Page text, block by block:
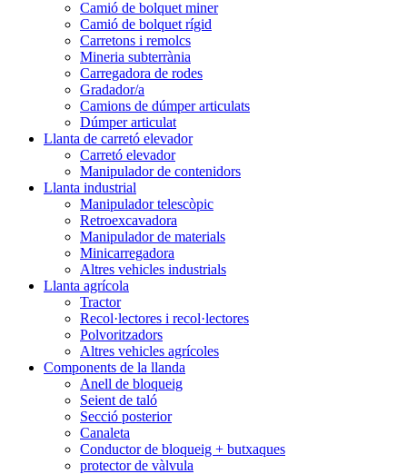
Camió de bolquet miner
Camió de bolquet rígid
Carretons i remolcs
Mineria subterrània
Carregadora de rodes
Gradador/a
Camions de dúmper articulats
Dúmper articulat
Llanta de carretó elevador
Carretó elevador
Manipulador de contenidors
Llanta industrial
Manipulador telescòpic
Retroexcavadora
Manipulador de materials
Minicarregadora
Altres vehicles industrials
Llanta agrícola
Tractor
Recol·lectores i recol·lectores
Polvoritzadors
Altres vehicles agrícoles
Components de la llanda
Anell de bloqueig
Seient de taló
Secció posterior
Canaleta
Conductor de bloqueig + butxaques
protector de vàlvula